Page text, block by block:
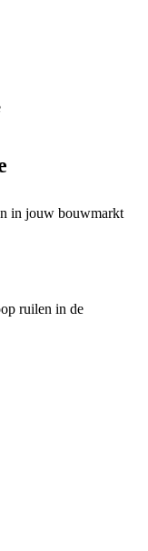
in jouw bouwmarkt
ruilen in de